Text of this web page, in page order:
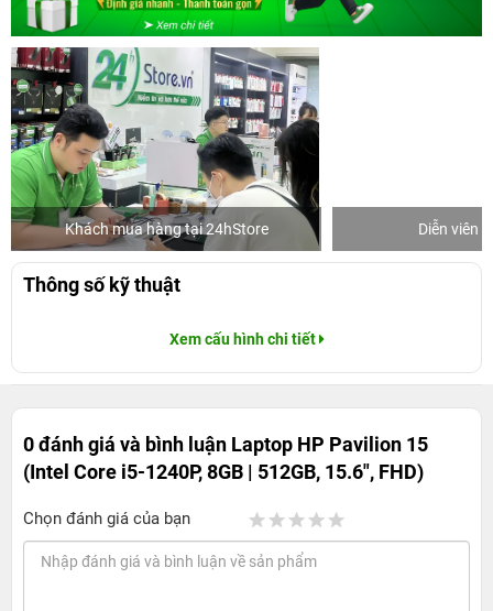
Khách mua hàng tại 24hStore Diễn viên
Thông số kỹ thuật
Xem cấu hình chi tiết
0 đánh giá và bình luận Laptop HP Pavilion 15
(Intel Core i5-1240P, 8GB | 512GB, 15.6", FHD)
Chọn đánh giá của bạn